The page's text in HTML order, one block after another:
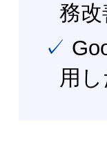
務
✓ Google Workspace（旧G Suite） を最大限に活
用